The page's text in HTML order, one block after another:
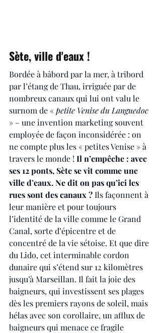
Sète, ville d'eaux !
Bordée à bâbord par la mer, à tribord
par l’étang de Thau, irriguée par de
nombreux canaux qui lui ont valu le
surnom de « petite Venise du Languedoc
» – une invention marketing souvent
employée de façon inconsidérée : on
ne compte plus les « petites Venise » à
travers le monde ! Il n’empêche : avec
ses 12 ponts, Sète se vit comme une
ville d’eaux. Ne dit on pas qu’ici les
rues sont des canaux ? Ils façonnent à
leur manière et pour toujours
l’identité de la ville comme le Grand
Canal, sorte d’épicentre et de
concentré de la vie sétoise. Et que dire
du Lido, cet interminable cordon
dunaire qui s’étend sur 12 kilomètres
jusqu’à Marseillan. Il fait la joie des
baigneurs, qui investissent ses plages
dès les premiers rayons de soleil, mais
hélas avec son corollaire, un afflux de
baigneurs qui menace ce fragile